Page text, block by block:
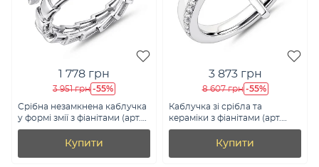
1 778 грн
3 951 грн -55%
Срібна незамкнена каблучка
у формі змії з фіанітами (арт.
7501/8511)
Купити
3 873 грн
8 607 грн -55%
Каблучка зі срібла та
кераміки з фіанітами (арт.
7501/1213667кмб)
Купити